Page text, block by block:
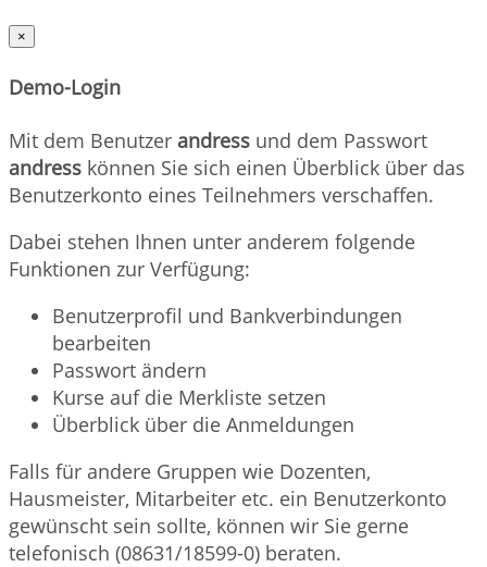
×
Demo-Login
Mit dem Benutzer andress und dem Passwort
andress können Sie sich einen Überblick über das
Benutzerkonto eines Teilnehmers verschaffen.
Dabei stehen Ihnen unter anderem folgende
Funktionen zur Verfügung:
Benutzerprofil und Bankverbindungen
bearbeiten
Passwort ändern
Kurse auf die Merkliste setzen
Überblick über die Anmeldungen
Falls für andere Gruppen wie Dozenten,
Hausmeister, Mitarbeiter etc. ein Benutzerkonto
gewünscht sein sollte, können wir Sie gerne
telefonisch (08631/18599-0) beraten.